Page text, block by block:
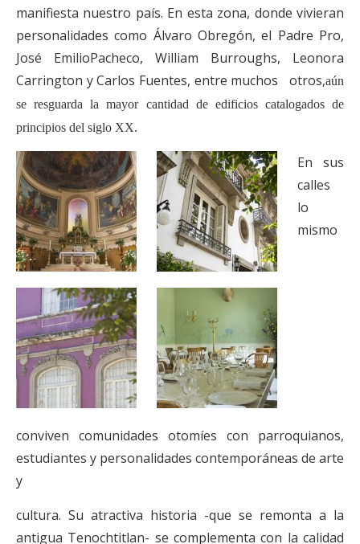
manifiesta nuestro país. En esta zona, donde vivieran
personalidades como Álvaro Obregón, el Padre Pro,
José EmilioPacheco, William Burroughs, Leonora
Carrington y Carlos Fuentes, entre muchos otros,aún
se resguarda la mayor cantidad de edificios catalogados de
principios del siglo XX.
En sus
calles
lo
mismo
conviven comunidades otomíes con parroquianos,
estudiantes y personalidades contemporáneas de arte
y
cultura. Su atractiva historia -que se remonta a la
antigua Tenochtitlan- se complementa con la calidad